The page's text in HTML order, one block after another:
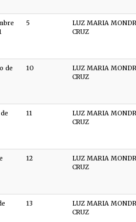
5
LUZ MARIA
CRUZ
de
10
LUZ MARIA
CRUZ
11
LUZ MARIA
CRUZ
12
LUZ MARIA
CRUZ
13
LUZ MARIA
CRUZ